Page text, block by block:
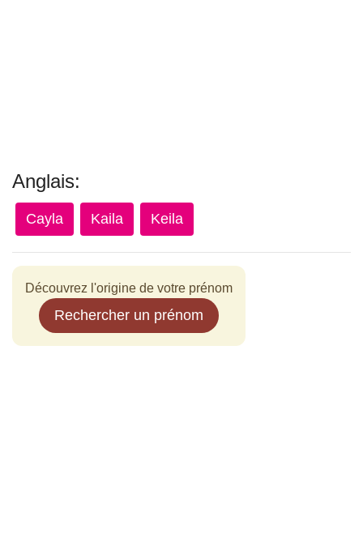
Anglais:
Cayla Kaila Keila
Découvrez l'origine de votre prénom
Rechercher un prénom